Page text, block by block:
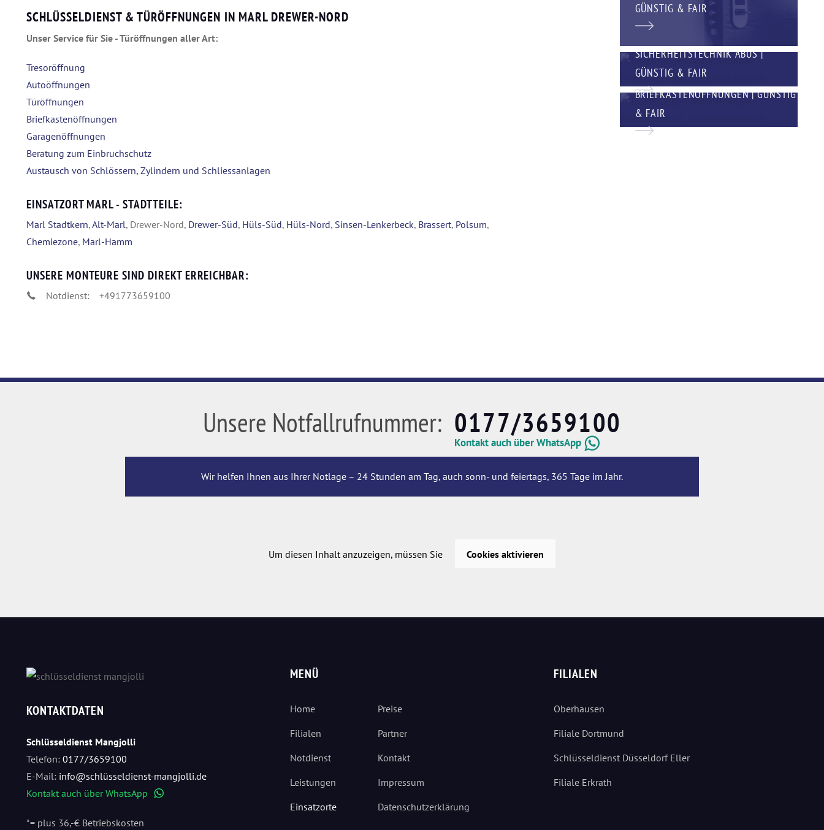
SCHLÜSSELDIENST & TÜRÖFFNUNGEN IN MARL DREWER-NORD
Unser Service für Sie - Türöffnungen aller Art:
Tresoröffnung
Autoöffnungen
Türöffnungen
Briefkastenöffnungen
Garagenöffnungen
Beratung zum Einbruchschutz
Austausch von Schlössern, Zylindern und Schliessanlagen
EINSATZORT MARL - STADTTEILE:
Marl Stadtkern,Alt-Marl, Drewer-Nord, Drewer-Süd, Hüls-Süd, Hüls-Nord, Sinsen-Lenkerbeck, Brassert, Polsum,
Chemiezone, Marl-Hamm
UNSERE MONTEURE SIND DIREKT ERREICHBAR:
Notdienst: +491773659100
GÜNSTIG & FAIR
SICHERHEITSTECHNIK ABUS |
GÜNSTIG & FAIR
BRIEFKASTENÖFFNUNGEN | GÜNSTIG
& FAIR
Unsere Notfallrufnummer: 0177/3659100
Kontakt auch über WhatsApp
Wir helfen Ihnen aus Ihrer Notlage – 24 Stunden am Tag, auch sonn- und feiertags, 365 Tage im Jahr.
Um diesen Inhalt anzuzeigen, müssen Sie Cookies aktivieren
KONTAKTDATEN
Schlüsseldienst Mangjolli
Telefon: 0177/3659100
E-Mail: info@schlüsseldienst-mangjolli.de
Kontakt auch über WhatsApp
*= plus 36,-€ Betriebskosten
MENÜ
Home
Filialen
Notdienst
Leistungen
Einsatzorte
Preise
Partner
Kontakt
Impressum
Datenschutzerklärung
FILIALEN
Oberhausen
Filiale Dortmund
Schlüsseldienst Düsseldorf Eller
Filiale Erkrath